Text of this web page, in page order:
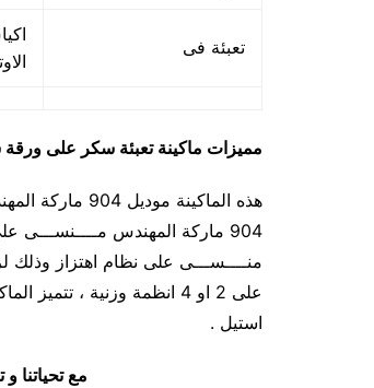
تعبئة فى
مميزات ماكينة تعبئة سكر على ورقة
هذه الماكينة
استيل .
مع تحياتنا